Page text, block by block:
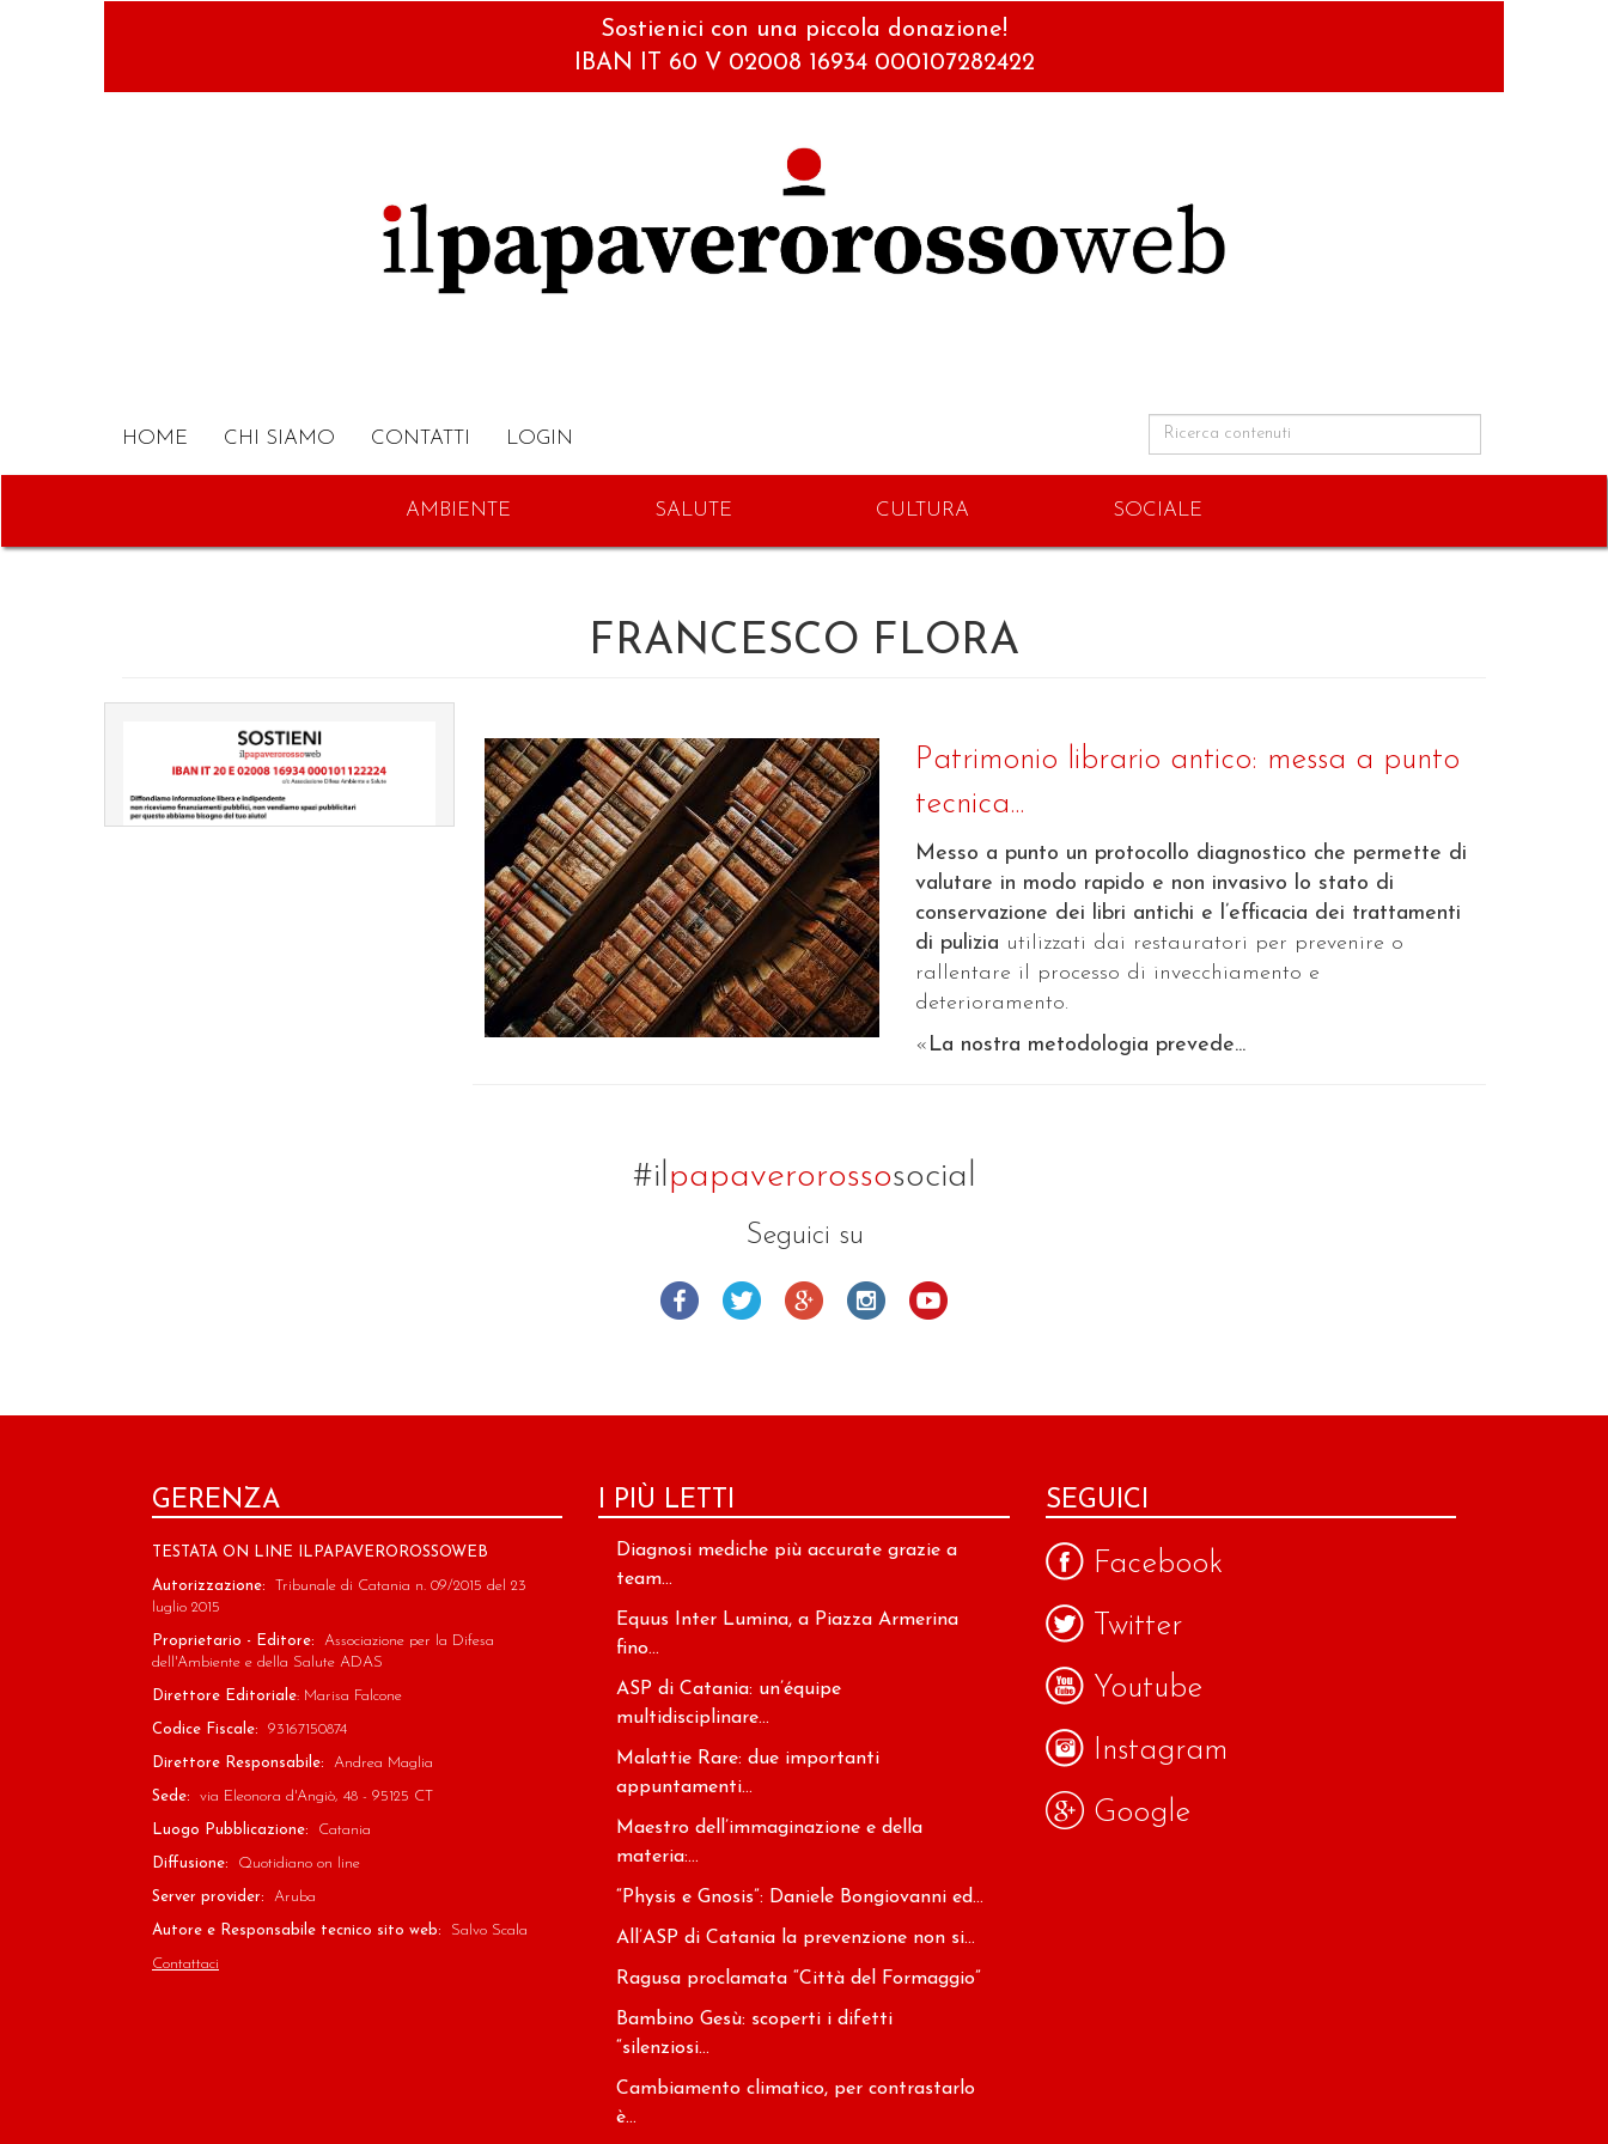
Sostienici con una piccola donazione!
IBAN IT 60 V 02008 16934 000107282422
HOME CHI SIAMO CONTATTI LOGIN
AMBIENTE SALUTE CULTURA SOCIALE
FRANCESCO FLORA
Patrimonio librario antico: messa a punto
tecnica...
Messo a punto un protocollo diagnostico che permette di
valutare in modo rapido e non invasivo lo stato di
conservazione dei libri antichi e l’efficacia dei trattamenti
di pulizia utilizzati dai restauratori per prevenire o
rallentare il processo di invecchiamento e
deterioramento.
« La nostra metodologia prevede...
#ilpapaverorossosocial
Seguici su
GERENZA
TESTATA ON LINE ILPAPAVEROROSSOWEB
Autorizzazione: Tribunale di Catania n. 09/2015 del 23
luglio 2015
Proprietario - Editore: Associazione per la Difesa
dell'Ambiente e della Salute ADAS
Direttore Editoriale: Marisa Falcone
Codice Fiscale: 93167150874
Direttore Responsabile: Andrea Maglia
Sede: via Eleonora d'Angiò, 48 - 95125 CT
Luogo Pubblicazione: Catania
Diffusione: Quotidiano on line
Server provider: Aruba
Autore e Responsabile tecnico sito web: Salvo Scala
Contattaci
I PIÙ LETTI
Diagnosi mediche più accurate grazie a
team...
Equus Inter Lumina, a Piazza Armerina
fino...
ASP di Catania: un’équipe
multidisciplinare...
Malattie Rare: due importanti
appuntamenti...
Maestro dell’immaginazione e della
materia:...
“Physis e Gnosis”: Daniele Bongiovanni ed...
All’ASP di Catania la prevenzione non si...
Ragusa proclamata “Città del Formaggio”
Bambino Gesù: scoperti i difetti
“silenziosi...
Cambiamento climatico, per contrastarlo
è...
SEGUICI
Facebook
Twitter
Youtube
Instagram
Google